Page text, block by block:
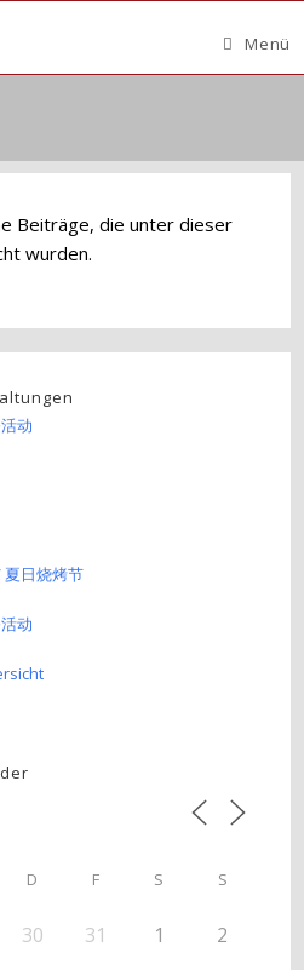
Menü
Beiträge, die unter dieser
wurden.
动
夏日烧烤节
动
D F S S
30 31 1 2